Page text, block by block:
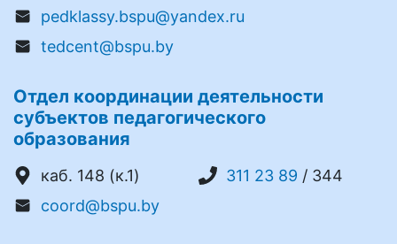
pedklassy.bspu@yandex.ru
tedcent@bspu.by
Отдел координации деятельности
субъектов педагогического
образования
каб. 148 (к.1) 311 23 89 / 344
coord@bspu.by